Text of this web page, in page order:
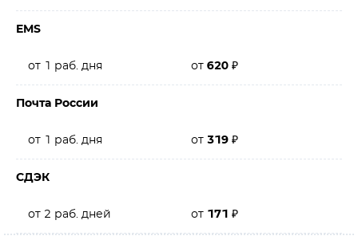
EMS
от 1 раб. дня от 620 ₽
Почта России
от 1 раб. дня от 319 ₽
СДЭК
от 2 раб. дней от 171 ₽